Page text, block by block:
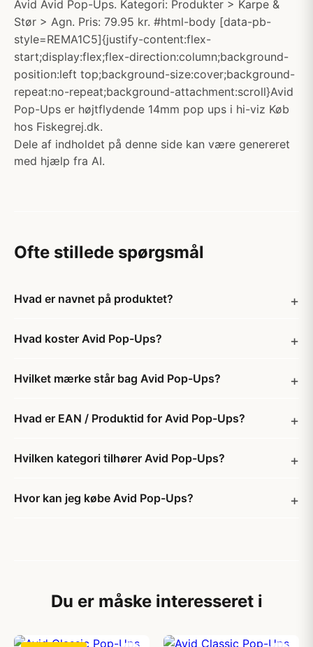
Avid Avid Pop-Ups. Kategori: Produkter > Karpe &
Stør > Agn. Pris: 79.95 kr. #html-body [data-pb-
style=REMA1C5]{justify-content:flex-
start;display:flex;flex-direction:column;background-
position:left top;background-size:cover;background-
repeat:no-repeat;background-attachment:scroll}Avid
Pop-Ups er højtflydende 14mm pop ups i hi-viz Køb
hos Fiskegrej.dk.
Dele af indholdet på denne side kan være genereret
med hjælp fra AI.
Ofte stillede spørgsmål
Hvad er navnet på produktet?
Hvad koster Avid Pop-Ups?
Hvilket mærke står bag Avid Pop-Ups?
Hvad er EAN / Produktid for Avid Pop-Ups?
Hvilken kategori tilhører Avid Pop-Ups?
Hvor kan jeg købe Avid Pop-Ups?
Du er måske interesseret i